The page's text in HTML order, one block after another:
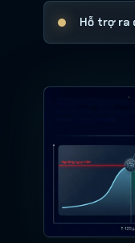
Hỗ trợ ra